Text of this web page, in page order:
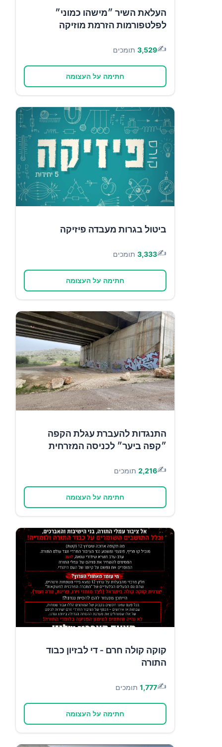
העלאת השיר ״מישהו כמוני״
לפלטפורמות הזרמת מוזיקה
✍️
3,529 תומכים
חתימה על העצומה
ביטול בגרות מעבדה פיזיקה
✍️
3,333 תומכים
חתימה על העצומה
התנגדות להעברת עגלת הקפה
״קפה ביער״ לכניסה המזרחית
✍️
2,216 תומכים
חתימה על העצומה
קוקה קולה חרם - די לבזיון כבוד
התורה
✍️
1,777 תומכים
חתימה על העצומה